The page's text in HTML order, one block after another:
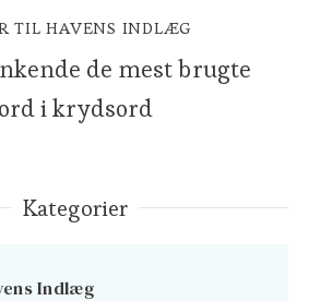
TIL HAVENS INDLÆG
de mest brugte
ord i krydsord
Kategorier
Indlæg